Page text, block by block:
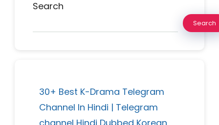
Search
Search
30+ Best K-Drama Telegram
Channel In Hindi | Telegram